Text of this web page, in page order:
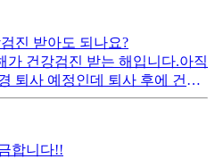
만 뜨더라구요. 그럼 상대방이
가요? 친구에는 그대로 남아있
입니다.
진 받아도 되나요?
가 건강검진 받는 해입니다.아직
퇴사 예정인데 퇴사 후에 건강
? 된다면 무료로 받을 수 있나
합니다!!